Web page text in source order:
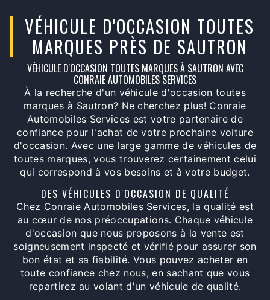
VÉHICULE D'OCCASION TOUTES
MARQUES PRÈS DE SAUTRON
VÉHICULE D'OCCASION TOUTES MARQUES À SAUTRON AVEC
CONRAIE AUTOMOBILES SERVICES
À la recherche d'un véhicule d'occasion toutes
marques à Sautron? Ne cherchez plus! Conraie
Automobiles Services est votre partenaire de
confiance pour l'achat de votre prochaine voiture
d'occasion. Avec une large gamme de véhicules de
toutes marques, vous trouverez certainement celui
qui correspond à vos besoins et à votre budget.
DES VÉHICULES D'OCCASION DE QUALITÉ
Chez Conraie Automobiles Services, la qualité est
au cœur de nos préoccupations. Chaque véhicule
d'occasion que nous proposons à la vente est
soigneusement inspecté et vérifié pour assurer son
bon état et sa fiabilité. Vous pouvez acheter en
toute confiance chez nous, en sachant que vous
repartirez au volant d'un véhicule de qualité.